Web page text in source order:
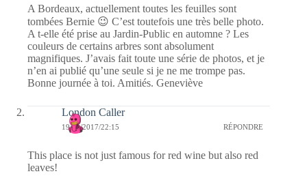
A Bordeaux, actuellement toutes les feuilles sont
tombées Bernie 😉 C’est toutefois une très belle photo.
A t-elle été prise au Jardin-Public en automne ? Les
couleurs de certains arbres sont absolument
magnifiques. J’avais fait toute une série de photos, et je
n’en ai publié qu’une seule si je ne me trompe pas.
Bonne journée à toi. Amitiés. Geneviève
London Caller
19/01/2017/22:15 RÉPONDRE
This place is not just famous for red wine but also red
leaves!